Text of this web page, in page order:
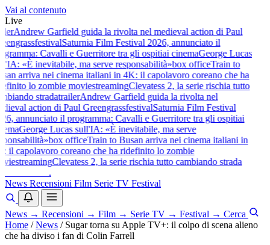
Vai al contenuto
Live
Andrew Garfield guida la rivolta nel medieval action di Paul
festivalSaturnia Film Festival 2026, annunciato il
Cavalli e Guerritore tra gli ospitiai cinemaGeorge Lucas
«È inevitabile, ma serve responsabilità»box officeTrain to
arriva nei cinema italiani in 4K: il capolavoro coreano che ha
lo zombie moviestreamingClevatess 2, la serie rischia tutto
stradatrailerAndrew Garfield guida la rivolta nel
action di Paul GreengrassfestivalSaturnia Film Festival
annunciato il programma: Cavalli e Guerritore tra gli ospitiai
George Lucas sull'IA: «È inevitabile, ma serve
box officeTrain to Busan arriva nei cinema italiani in
il capolavoro coreano che ha ridefinito lo zombie
streamingClevatess 2, la serie rischia tutto cambiando strada
.
News Recensioni Film Serie TV Festival
News → Recensioni → Film → Serie TV → Festival → Cerca
Home / News / Sugar torna su Apple TV+: il colpo di scena alieno
che ha diviso i fan di Colin Farrell